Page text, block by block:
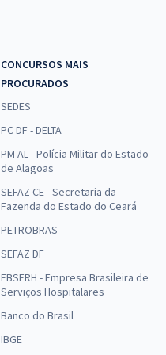
CONCURSOS MAIS
PROCURADOS
SEDES
PC DF - DELTA
PM AL - Polícia Militar do Estado
de Alagoas
SEFAZ CE - Secretaria da
Fazenda do Estado do Ceará
PETROBRAS
SEFAZ DF
EBSERH - Empresa Brasileira de
Serviços Hospitalares
Banco do Brasil
IBGE